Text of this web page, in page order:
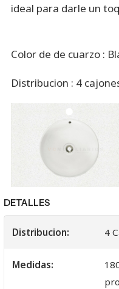
ideal para darle un
Color de de cuarzo :
Distribucion : 4
DETALLES
Distribucion: 4
Medidas: